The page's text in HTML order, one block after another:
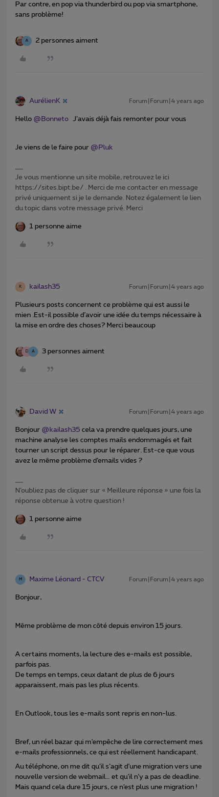
Par contre, en pop via thunderbird ou pop via smartphone,
sans problème!
A 2 personnes aiment
AurélienK Forum|Forum|4 years ago
Hello @Bonneto J’avais déjà fais remonter pour vous
Je viens de le faire pour @Pluk
Je vous mentionne un site mobile, retrouvez le ici
https://sites.bipt.be/ . Merci de me contacter en message
privé uniquement si je le demande. Notez également le lien
du topic dans votre message privé. Merci
1 personne aime
K kailash35 Forum|Forum|4 years ago
Plusieurs posts concernent ce problème qui est aussi le
mien .Est-il possible d’avoir une idée du temps nécessaire à
la mise en ordre des choses? Merci beaucoup
D A 3 personnes aiment
David W Forum|Forum|4 years ago
Bonjour @kailash35 cela va prendre quelques jours, une
machine analyse les comptes mails endommagés et fait
tourner un script dessus pour le réparer. Est-ce que vous
avez le même problème d’emails vides ?
N’oubliez pas de cliquer sur « Meilleure réponse » une fois la
réponse obtenue à votre question !
1 personne aime
M Maxime Léonard - CTCV Forum|Forum|4 years ago
Bonjour,
Même problème de mon côté depuis environ 15 jours.
A certains moments, la lecture des e-mails est possible,
parfois pas.
De temps en temps, ceux datant de plus de 6 jours
apparaissent, mais pas les plus récents.
En Outlook, tous les e-mails sont repris en non-lus.
Bref, un réel bazar qui m’empêche de lire correctement mes
e-mails professionnels, ce qui est réellement handicapant.
Au téléphone, on me dit qu’il s’agit d’une migration vers une
nouvelle version de webmail… et qu’il n’y a pas de deadline.
Mais quand cela dure 15 jours, ce n’est plus une migration !